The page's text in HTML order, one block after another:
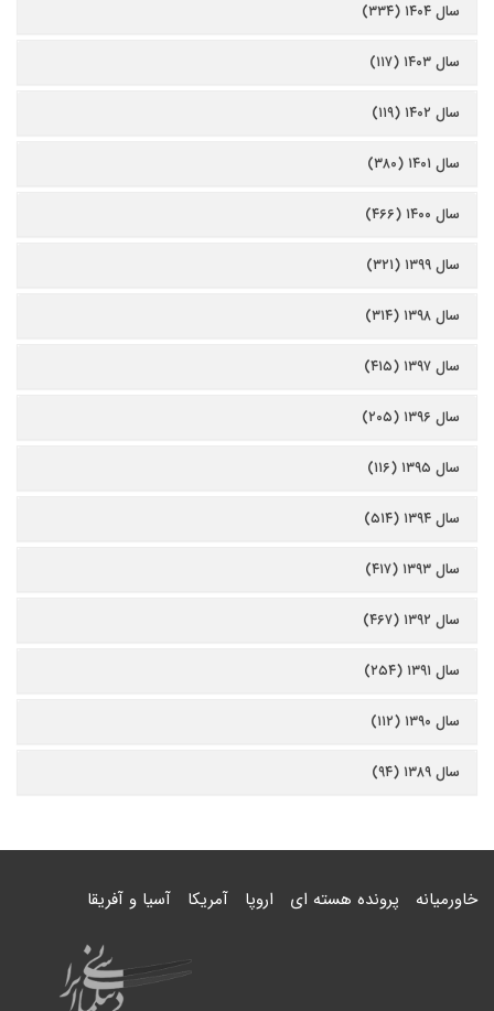
سال ۱۴۰۴ (۳۳۴)
سال ۱۴۰۳ (۱۱۷)
سال ۱۴۰۲ (۱۱۹)
سال ۱۴۰۱ (۳۸۰)
سال ۱۴۰۰ (۴۶۶)
سال ۱۳۹۹ (۳۲۱)
سال ۱۳۹۸ (۳۱۴)
سال ۱۳۹۷ (۴۱۵)
سال ۱۳۹۶ (۲۰۵)
سال ۱۳۹۵ (۱۱۶)
سال ۱۳۹۴ (۵۱۴)
سال ۱۳۹۳ (۴۱۷)
سال ۱۳۹۲ (۴۶۷)
سال ۱۳۹۱ (۲۵۴)
سال ۱۳۹۰ (۱۱۲)
سال ۱۳۸۹ (۹۴)
خاورمیانه پرونده هسته ای اروپا آمریکا آسیا و آفریقا